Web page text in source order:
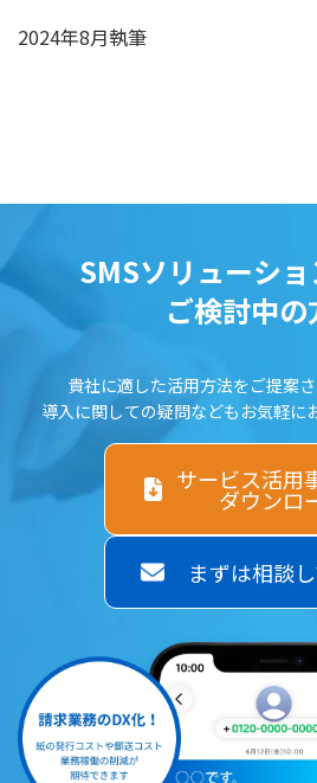
2024年8月執筆
SMSソリューシ
ご検討中の
貴社に適した活用方法をご提案さ
導入に関しての疑問などもお気軽に
まずは相談
サービス活用
ダウンロ